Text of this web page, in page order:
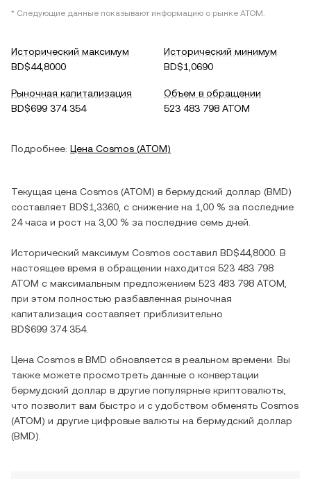
* Следующие данные показывают информацию о рынке ATOM.
Исторический максимум
BD$44,8000
Исторический минимум
BD$1,0690
Рыночная капитализация
BD$699 374 354
Объем в обращении
523 483 798 ATOM
Подробнее: Цена Cosmos (ATOM)
Текущая цена Cosmos (ATOM) в бермудский доллар (BMD)
составляет BD$1,3360 , c снижение на 1,00 % за последние
24 часа и рост на 3,00 % за последние семь дней.
Исторический максимум Cosmos составил BD$44,8000 . В
настоящее время в обращении находится 523 483 798
ATOM с максимальным предложением 523 483 798 ATOM
при этом полностью разбавленная рыночная
капитализация составляет приблизительно
BD$699 374 354.
Цена Cosmos в BMD обновляется в реальном времени. Вы
также можете просмотреть данные о конвертации
бермудский доллар в другие популярные криптовалюты,
что позволит вам быстро и с удобством обменять Cosmos
(ATOM) и другие цифровые валюты на бермудский доллар
(BMD).